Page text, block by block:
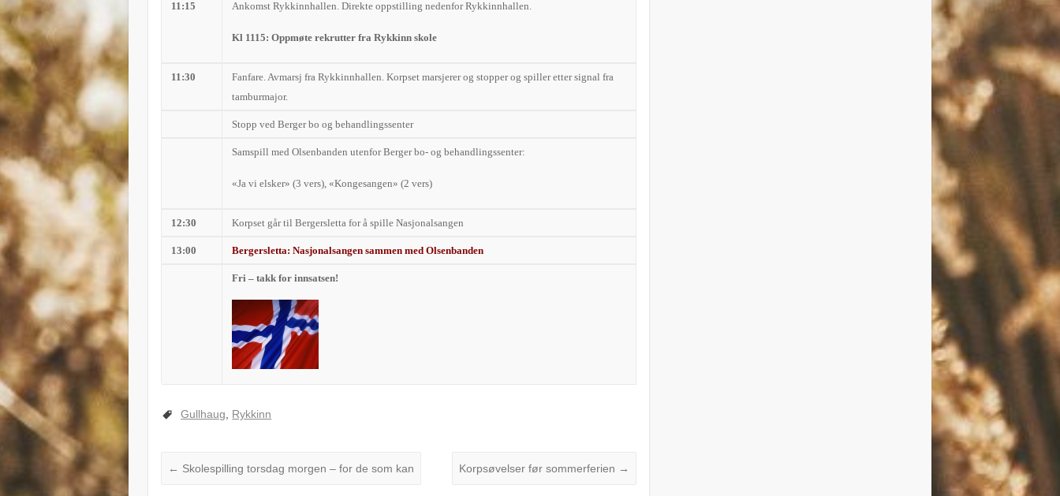
11:15 Ankomst Rykkinnhallen. Direkte oppstilling nedenfor Rykkinnhallen.
Kl 1115: Oppmøte rekrutter fra Rykkinn skole
11:30
Fanfare. Avmarsj fra Rykkinnhallen. Korpset marsjerer og stopper og spiller etter signal fra
tamburmajor.
Stopp ved Berger bo og behandlingssenter
Samspill med Olsenbanden utenfor Berger bo- og behandlingssenter:
«Ja vi elsker» (3 vers), «Kongesangen» (2 vers)
12:30 Korpset går til Bergersletta for å spille Nasjonalsangen
13:00 Bergersletta: Nasjonalsangen sammen med Olsenbanden
Fri – takk for innsatsen!
Gullhaug Rykkinn
← Skolespilling torsdag morgen – for de som kan Korpsøvelser før sommerferien →